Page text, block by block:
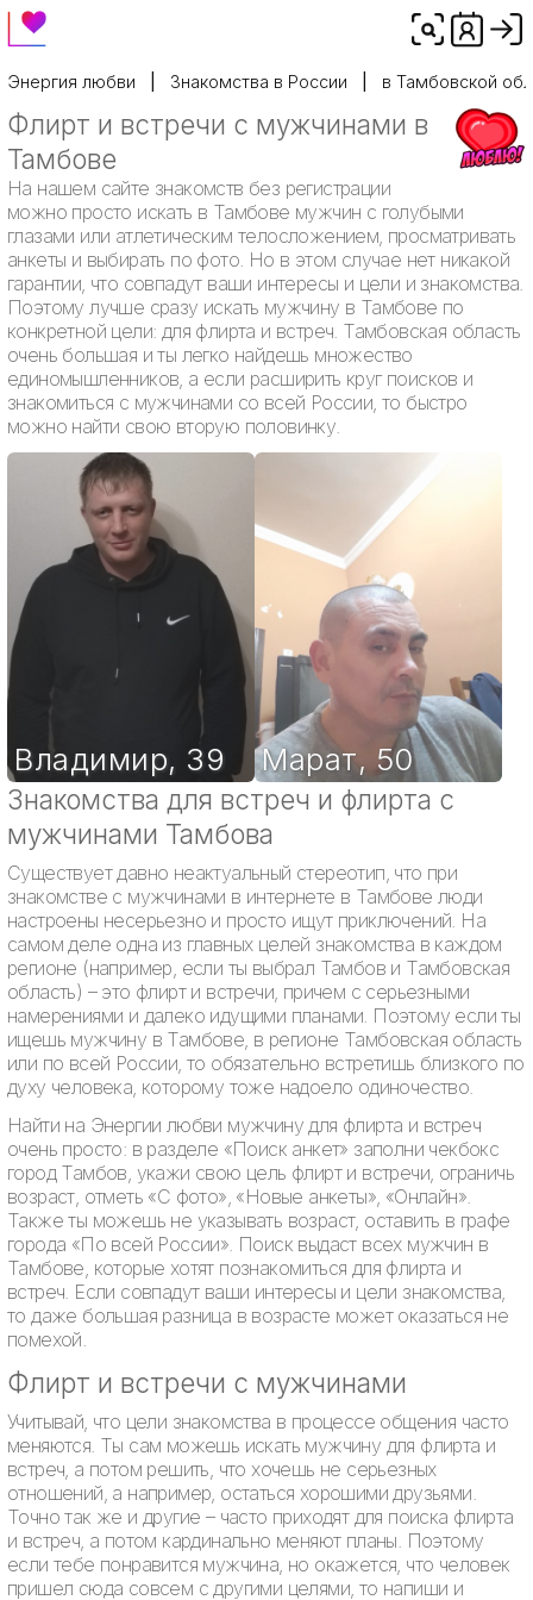
Энергия любви Знакомства в России в Тамбовской
Флирт и встречи с мужчинами в
Тамбове
На нашем сайте знакомств без регистрации
можно просто искать в Тамбове мужчин с голубыми
глазами или атлетическим телосложением, просматривать
анкеты и выбирать по фото. Но в этом случае нет никакой
гарантии, что совпадут ваши интересы и цели и знакомства.
Поэтому лучше сразу искать мужчину в Тамбове по
конкретной цели: для флирта и встреч. Тамбовская область
очень большая и ты легко найдешь множество
единомышленников, а если расширить круг поисков и
знакомиться с мужчинами со всей России, то быстро
можно найти свою вторую половинку.
Владимир, 39 Марат, 50
Знакомства для встреч и флирта с
мужчинами Тамбова
Существует давно неактуальный стереотип, что при
знакомстве с мужчинами в интернете в Тамбове люди
настроены несерьезно и просто ищут приключений. На
самом деле одна из главных целей знакомства в каждом
регионе (например, если ты выбрал Тамбов и Тамбовская
область) – это флирт и встречи, причем с серьезными
намерениями и далеко идущими планами. Поэтому если ты
ищешь мужчину в Тамбове, в регионе Тамбовская область
или по всей России, то обязательно встретишь близкого по
духу человека, которому тоже надоело одиночество.
Найти на Энергии любви мужчину для флирта и встреч
очень просто: в разделе «Поиск анкет» заполни чекбокс
город Тамбов, укажи свою цель флирт и встречи, ограничь
возраст, отметь «С фото», «Новые анкеты», «Онлайн».
Также ты можешь не указывать возраст, оставить в графе
города «По всей России». Поиск выдаст всех мужчин в
Тамбове, которые хотят познакомиться для флирта и
встреч. Если совпадут ваши интересы и цели знакомства,
то даже большая разница в возрасте может оказаться не
помехой.
Флирт и встречи с мужчинами
Учитывай, что цели знакомства в процессе общения часто
меняются. Ты сам можешь искать мужчину для флирта и
встреч, а потом решить, что хочешь не серьезных
отношений, а например, остаться хорошими друзьями.
Точно так же и другие – часто приходят для поиска флирта
и встреч, а потом кардинально меняют планы. Поэтому
если тебе понравится мужчина, но окажется, что человек
пришел сюда совсем с другими целями, то напиши и